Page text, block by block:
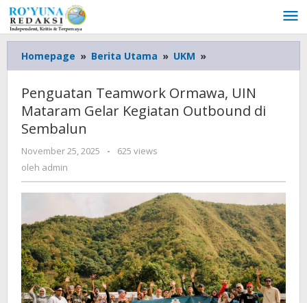
Lewati
ke
konten
Homepage » Berita Utama » UKM »
Teamwork
UIN
Mataram
Sembalun
Penguatan Teamwork Ormawa, UIN
Mataram Gelar Kegiatan Outbound di
Sembalun
November 25, 2025
oleh
-
625 views
oleh admin